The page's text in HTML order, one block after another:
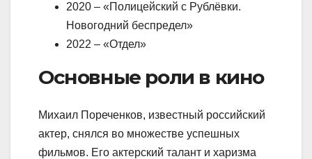
2020 – «Полицейский с Рублёвки.
Новогодний беспредел»
2022 – «Отдел»
Основные роли в кино
Михаил Пореченков, известный российский
актер, снялся во множестве успешных
фильмов. Его актерский талант и харизма